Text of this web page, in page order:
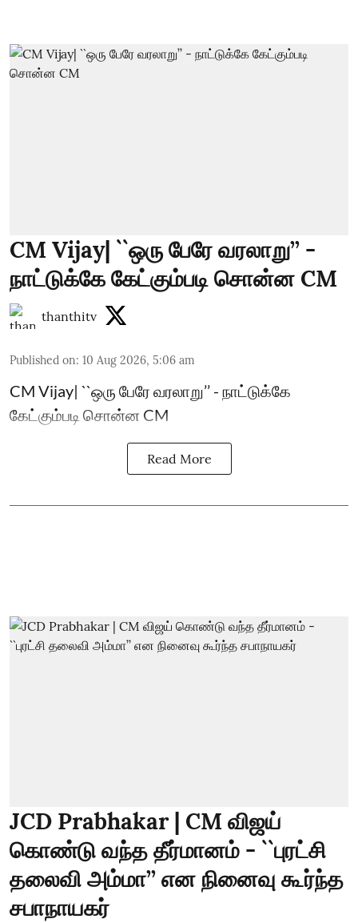
CM Vijay| ``ஒரு பேரே வரலாறு’’ -
நாட்டுக்கே கேட்கும்படி சொன்ன CM
thanthitv
Published on: 10 Aug 2026, 5:06 am
CM Vijay| ``ஒரு பேரே வரலாறு’’ - நாட்டுக்கே
கேட்கும்படி சொன்ன CM
Read More
JCD Prabhakar | CM விஜய்
கொண்டு வந்த தீர்மானம் - ``புரட்சி
தலைவி அம்மா’’ என நினைவு கூர்ந்த
சபாநாயகர்